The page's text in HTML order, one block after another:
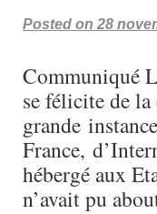
Posted on 28
Communiqué
se félicite de
grande
France,
hébergé aux
n’avait pu